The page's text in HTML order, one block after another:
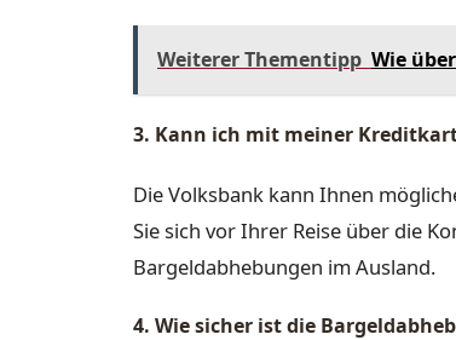
Weiterer Thementipp Wie
3. Kann ich mit meiner
Die Volksbank kann Ihnen
Sie sich vor Ihrer Reise über die
Bargeldabhebungen im Ausland.
4. Wie sicher ist die